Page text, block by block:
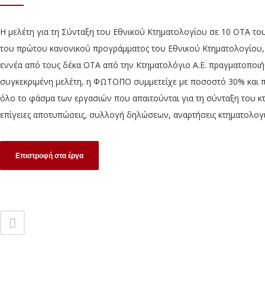
Η μελέτη για τη Σύνταξη του Εθνικού Κτηματολογίου σε 10 ΟΤΑ
του πρώτου κανονικού προγράμματος του Εθνικού
εννέα από τους δέκα ΟΤΑ από την Κτηματολόγιο Α.Ε.
συγκεκριμένη μελέτη, η ΦΩΤΟΠΟ συμμετείχε με ποσοστό 30% και
όλο το φάσμα των εργασιών που απαιτούνται για τη σύνταξη του
επίγειες αποτυπώσεις, συλλογή δηλώσεων, αναρτήσεις
Επιστροφή στα έργα